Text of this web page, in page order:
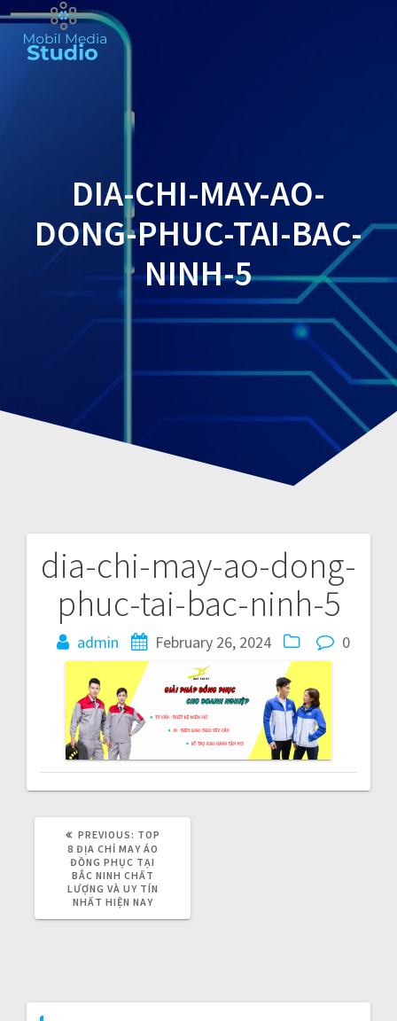
DIA-CHI-MAY-AO-
DONG-PHUC-TAI-BAC-
NINH-5
dia-chi-may-ao-dong-
phuc-tai-bac-ninh-5
admin February 26, 2024 0
P
a
v
a
i
PREVIOUS: P
R
E
V
I
O
TOP
8 ĐỊA CHỈ MAY ÁO
ĐỒNG PHỤC TẠI
BẮC NINH CHẤT
LƯỢNG VÀ UY TÍN
NHẤT HIỆN NAY